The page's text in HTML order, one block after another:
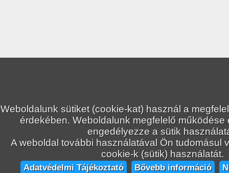
Weboldalunk sütiket (cookie-kat) használ a
érdekében. Weboldalunk megfelelő működése
engedélyezze a sütik
A weboldal további használatával Ön tudomásul
cookie-k (sütik) használatát.
Adatvédelmi Tájékoztató Bővebb információ